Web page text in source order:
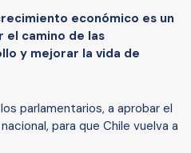
económico es un
camino de las
y mejorar la vida de
parlamentarios, a aprobar el
para que Chile vuelva a